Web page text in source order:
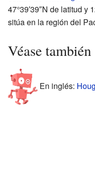
47°39′39″N de latitud y
sitúa en la región del
Véase también
En inglés: